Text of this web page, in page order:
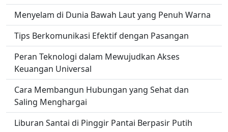
Menyelam di Dunia Bawah Laut yang Penuh Warna
Tips Berkomunikasi Efektif dengan Pasangan
Peran Teknologi dalam Mewujudkan Akses
Keuangan Universal
Cara Membangun Hubungan yang Sehat dan
Saling Menghargai
Liburan Santai di Pinggir Pantai Berpasir Putih